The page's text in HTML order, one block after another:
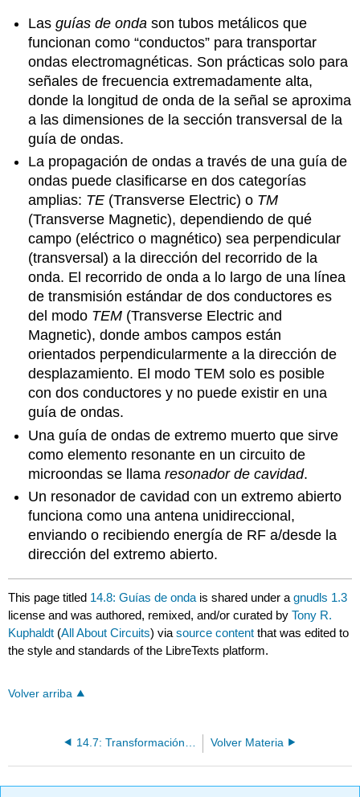
Lasguías de onda son tubos metálicos que
funcionan como “conductos” para transportar
ondas electromagnéticas. Son prácticas solo para
señales de frecuencia extremadamente alta,
donde la longitud de onda de la señal se aproxima
a las dimensiones de la sección transversal de la
guía de ondas.
La propagación de ondas a través de una guía de
ondas puede clasificarse en dos categorías
amplias: TE (Transverse Electric) o TM
(Transverse Magnetic), dependiendo de qué
campo (eléctrico o magnético) sea perpendicular
(transversal) a la dirección del recorrido de la
onda. El recorrido de onda a lo largo de una línea
de transmisión estándar de dos conductores es
del modo TEM (Transverse Electric and
Magnetic), donde ambos campos están
orientados perpendicularmente a la dirección de
desplazamiento. El modo TEM solo es posible
con dos conductores y no puede existir en una
guía de ondas.
Una guía de ondas de extremo muerto que sirve
como elemento resonante en un circuito de
microondas se llamaresonador de cavidad.
Un resonador de cavidad con un extremo abierto
funciona como una antena unidireccional,
enviando o recibiendo energía de RF a/desde la
dirección del extremo abierto.
This page titled 14.8: Guías de onda is shared under agnudls 1.3
license and was authored, remixed, and/or curated byTony R.
Kuphaldt (All About Circuits) viasource content that was edited to
the style and standards of the LibreTexts platform.
Volver arriba
Volver Materia